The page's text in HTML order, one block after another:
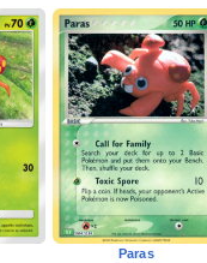
Paras